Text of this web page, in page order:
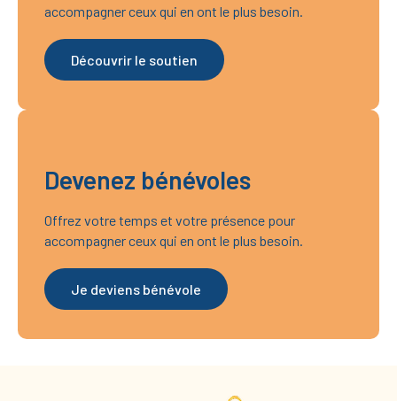
accompagner ceux qui en ont le plus besoin.
Découvrir le soutien
Devenez bénévoles
Offrez votre temps et votre présence pour
accompagner ceux qui en ont le plus besoin.
Je deviens bénévole